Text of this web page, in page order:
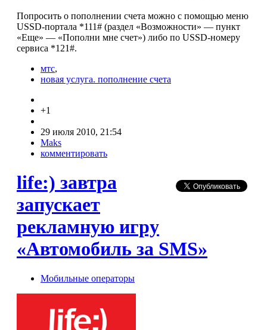
Попросить о пополнении счета можно с помощью меню
USSD-портала *111# (раздел «Возможности» — пункт
«Еще» — «Пополни мне счет») либо по USSD-номеру
сервиса *121#.
мтс,
новая услуга. пополнение счета
+1
29 июля 2010, 21:54
Maks
комментировать
life:) завтра
запускает
рекламную игру
«Автомобиль за SMS»
Мобильные операторы